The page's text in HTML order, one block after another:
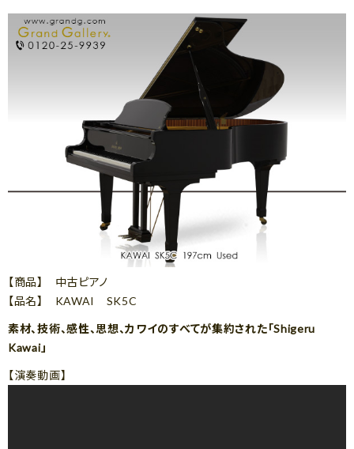
【商品】 中古ピアノ
【品名】 KAWAI SK5C
素材、技術、感性、思想、カワイのすべてが集約された「Shigeru
Kawai」
【演奏動画】